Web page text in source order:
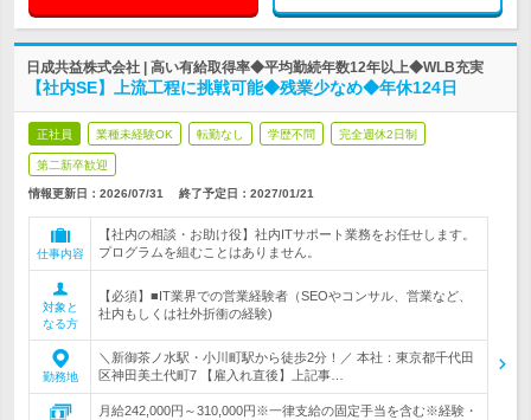
日成共益株式会社 | 高い有給取得率◆平均勤続年数12年以上◆WLB充実
【社内SE】上流工程に挑戦可能◆残業少なめ◆年休124日
正社員 業種未経験OK 転勤なし 学歴不問 完全週休2日制
第二新卒歓迎
情報更新日：2026/07/31 終了予定日： 2027/01/21
仕事内容
【社内の相談・お助け役】社内ITサポート業務をお任せします。
プログラムを組むことはありません。
対象と
なる方
【必須】■IT業界での営業経験者（SEOやコンサル、営業など、
社内もしくは社外折衝の経験)
勤務地
＼新御茶ノ水駅・小川町駅から徒歩2分！／ 本社：東京都千代田
区神田美土代町7 【雇入れ直後】上記事…
月給242,000円～310,000円※一律支給の固定手当を含む※経験・